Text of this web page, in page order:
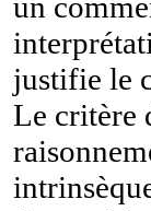
justifie le
Le critère